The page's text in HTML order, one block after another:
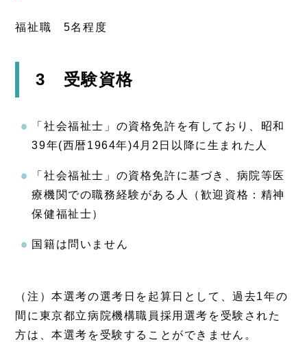
福祉職 5名程度
3 受験資格
「社会福祉士」の資格免許を有しており、昭和
39年(西暦1964年)4月2日以降に生まれた人
「社会福祉士」の資格免許に基づき、病院等医
療機関での職務経験がある人（歓迎資格：精神
保健福祉士）
国籍は問いません
（注）本選考の選考日を起算日として、過去1年の
間に東京都立病院機構職員採用選考を受験された
方は、本選考を受験することができません。